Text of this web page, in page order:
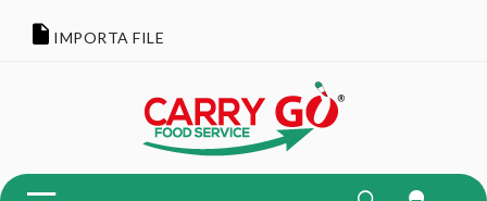
IMPORTA FILE